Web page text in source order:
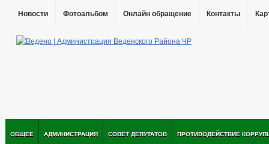
Новости Фотоальбом Онлайн обращение Контакты
ОБЩЕЕ АДМИНИСТРАЦИЯ СОВЕТ ДЕПУТАТОВ ПРОТИВОДЕЙСТВИЕ